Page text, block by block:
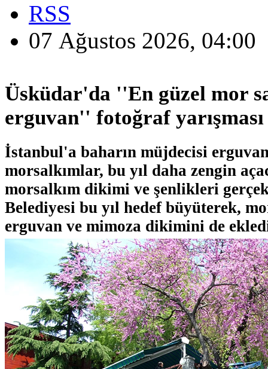
RSS
07 Ağustos 2026, 04:00
Üsküdar'da ''En güzel mor
erguvan'' fotoğraf yarışması
İstanbul'a baharın müjdecisi
morsalkımlar, bu yıl daha zengin
morsalkım dikimi ve şenlikleri
Belediyesi bu yıl hedef büyüterek,
erguvan ve mimoza dikimini de